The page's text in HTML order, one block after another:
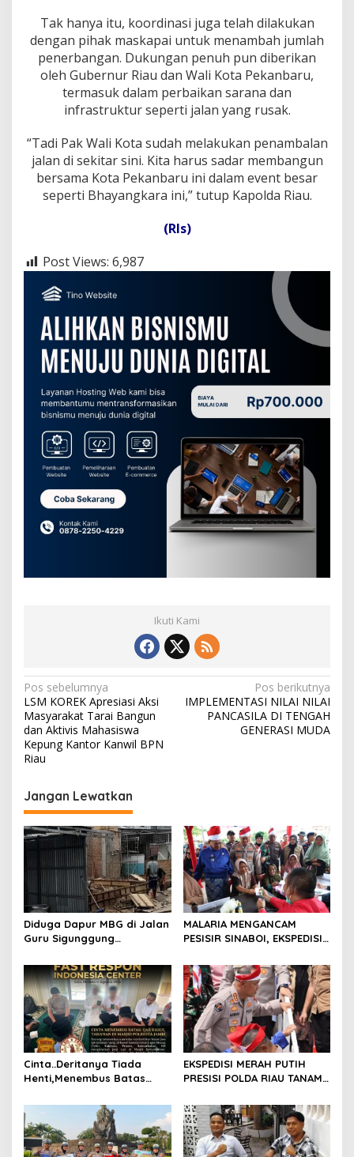
Tak hanya itu, koordinasi juga telah dilakukan
dengan pihak maskapai untuk menambah jumlah
penerbangan. Dukungan penuh pun diberikan
oleh Gubernur Riau dan Wali Kota Pekanbaru,
termasuk dalam perbaikan sarana dan
infrastruktur seperti jalan yang rusak.
“Tadi Pak Wali Kota sudah melakukan penambalan
jalan di sekitar sini. Kita harus sadar membangun
bersama Kota Pekanbaru ini dalam event besar
seperti Bhayangkara ini,” tutup Kapolda Riau.
(Rls)
Post Views: 6,987
Ikuti Kami
N
a
v
i
a
s
i
o
s
Pos sebelumnya
LSM KOREK Apresiasi Aksi
Masyarakat Tarai Bangun
dan Aktivis Mahasiswa
Kepung Kantor Kanwil BPN
Riau
Pos berikutnya
IMPLEMENTASI NILAI NILAI
PANCASILA DI TENGAH
GENERASI MUDA
Jangan Lewatkan
Diduga Dapur MBG di Jalan
Guru Sigunggung
SOP, Selain itu Warga
Keluhkan Bau Limbah yang
Menyengat.
MALARIA MENGANCAM
PESISIR SINABOI, EKSPEDISI
RIAU HADIR DENGAN
PELAYANAN KESEHATAN
GRATIS
Cinta..Deritanya Tiada
Henti,Menembus Batas
EKSPEDISI MERAH PUTIH
PRESISI POLDA RIAU TANAM
SALURKAN BERBAGAI
BANTUAN UNTUK
MASYARAKAT PESISIR
SINABOI